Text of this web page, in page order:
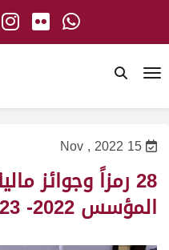
15 Nov , 2022
28 رمزاً وجوائز
المؤسس 2022- 2023